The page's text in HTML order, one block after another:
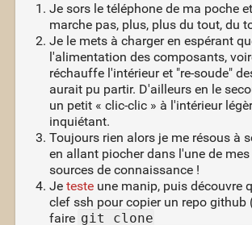
Je sors le téléphone de ma poche
marche pas, plus, plus du tout, du
Je le mets à charger en espérant
l'alimentation des composants,
réchauffe l'intérieur et "re-soude"
aurait pu partir. D'ailleurs en le
un petit « clic-clic » à l'intérieur
inquiétant.
Toujours rien alors je me résous à
en allant piocher dans l'une de
sources de connaissance !
Je testeune manip, puis découvre
clef ssh pour copier un repo github
faire git clone